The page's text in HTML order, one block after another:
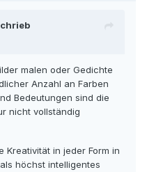
malen oder Gedichte
Anzahl an Farben
Bedeutungen sind die
nicht vollständig
Kreativität in jeder Form in
höchst intelligentes